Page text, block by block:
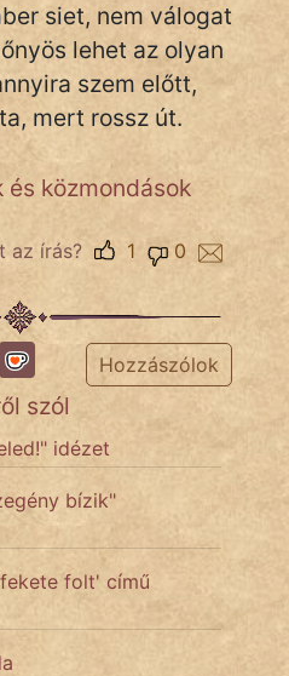
siet, nem válogat
lehet az olyan
szem előtt,
mert rossz út.
és közmondások
az írás? 0
1
Hozzászólok
szól
idézet
bízik"
folt' című